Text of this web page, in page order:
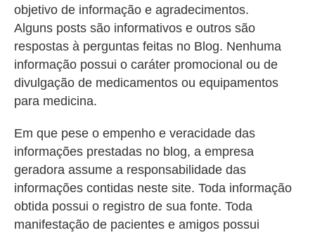
objetivo de informação e agradecimentos.
Alguns posts são informativos e outros são
respostas à perguntas feitas no Blog. Nenhuma
informação possui o caráter promocional ou de
divulgação de medicamentos ou equipamentos
para medicina.
Em que pese o empenho e veracidade das
informações prestadas no blog, a empresa
geradora assume a responsabilidade das
informações contidas neste site. Toda informação
obtida possui o registro de sua fonte. Toda
manifestação de pacientes e amigos possui